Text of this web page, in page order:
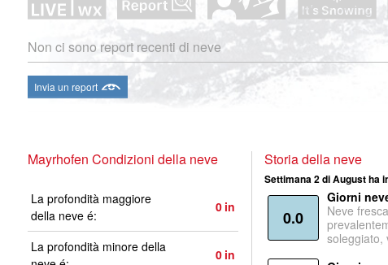
Non ci sono report recenti di neve
Invia un report
Mayrhofen Condizioni della neve
La profondità maggiore
della neve é:
0 in
La profondità minore della
0 in
Storia della neve
Settimana 2 di August ha
0.0
Giorni
Neve
soleggiato,